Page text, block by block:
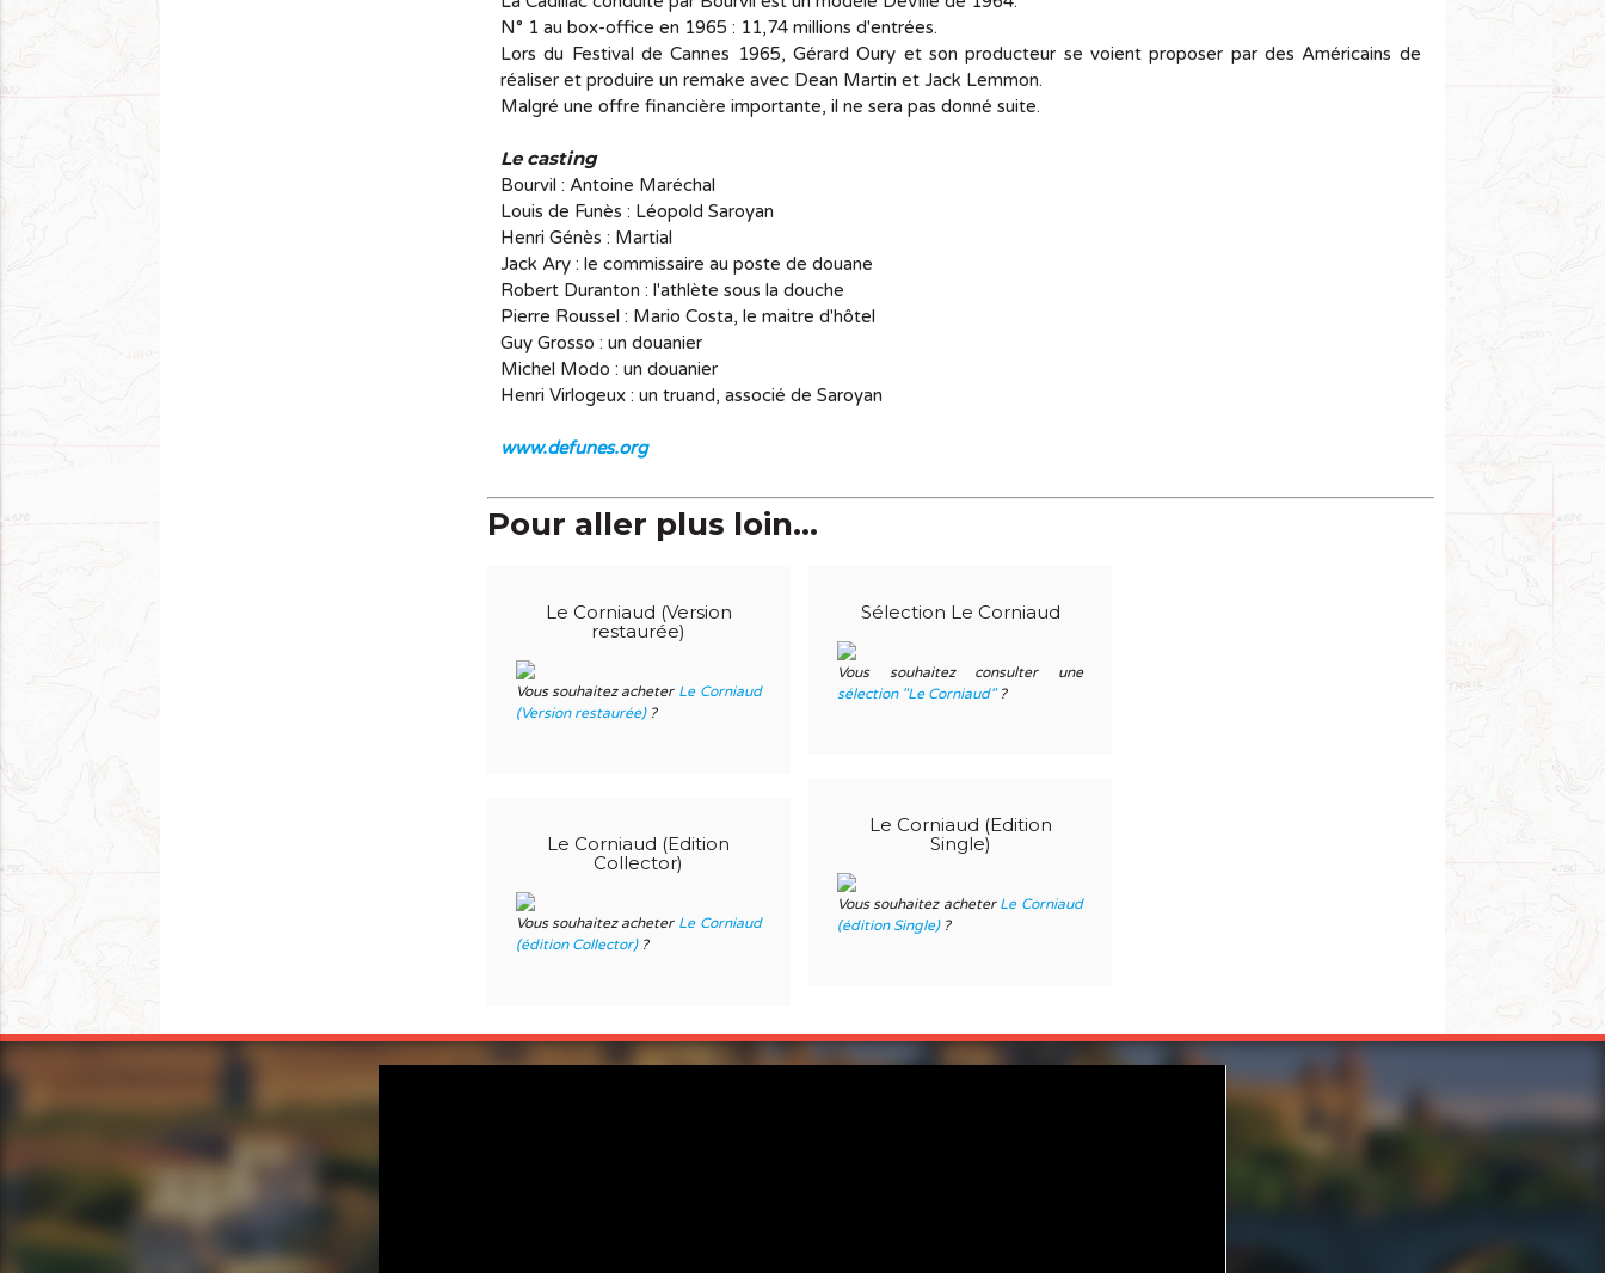
N° 1 au box-office en 1965 : 11,74 millions d'entrées.
Lors du Festival de Cannes 1965, Gérard Oury et son producteur se voient proposer par des Américains de
réaliser et produire un remake avec Dean Martin et Jack Lemmon.
Malgré une offre financière importante, il ne sera pas donné suite.
Le casting
Bourvil : Antoine Maréchal
Louis de Funès : Léopold Saroyan
Henri Génès : Martial
Jack Ary : le commissaire au poste de douane
Robert Duranton : l'athlète sous la douche
Pierre Roussel : Mario Costa, le maitre d'hôtel
Guy Grosso : un douanier
Michel Modo : un douanier
Henri Virlogeux : un truand, associé de Saroyan
www.defunes.org
Pour aller plus loin...
Le Corniaud (Version
restaurée)
Vous souhaitez acheter Le Corniaud
(Version restaurée)?
Le Corniaud (Edition
Collector)
Vous souhaitez acheter Le Corniaud
(édition Collector)?
Sélection Le Corniaud
Vous souhaitez consulter une
sélection "Le Corniaud"?
Le Corniaud (Edition
Single)
Vous souhaitez acheter Le Corniaud
(édition Single)?